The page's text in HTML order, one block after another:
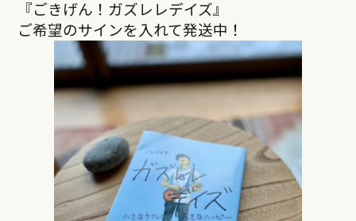
『ごきげん！ガズレレデイズ』
ご希望のサインを入れて発送中！